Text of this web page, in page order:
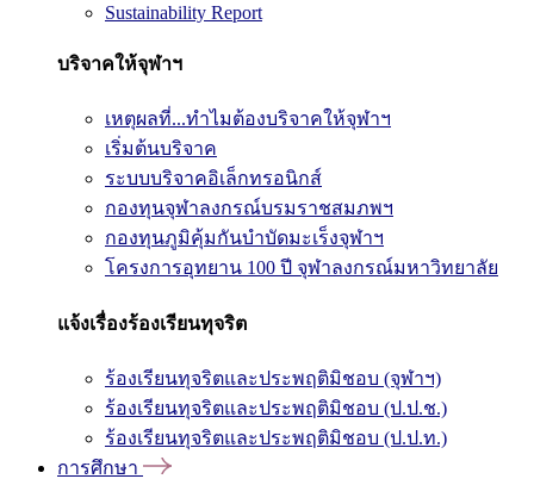
Sustainability Report
บริจาคให้จุฬาฯ
เหตุผลที่...ทำไมต้องบริจาคให้จุฬาฯ
เริ่มต้นบริจาค
ระบบบริจาคอิเล็กทรอนิกส์
กองทุนจุฬาลงกรณ์บรมราชสมภพฯ
กองทุนภูมิคุ้มกันบำบัดมะเร็งจุฬาฯ
โครงการอุทยาน 100 ปี จุฬาลงกรณ์มหาวิทยาลัย
แจ้งเรื่องร้องเรียนทุจริต
ร้องเรียนทุจริตและประพฤติมิชอบ (จุฬาฯ)
ร้องเรียนทุจริตและประพฤติมิชอบ (ป.ป.ช.)
ร้องเรียนทุจริตและประพฤติมิชอบ (ป.ป.ท.)
การศึกษา